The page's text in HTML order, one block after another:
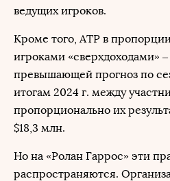
ведущих игроков.
Кроме того, АТР в
игроками «сверхдоходами»
превышающей прогноз по
итогам 2024 г. между
пропорционально их
$18,3 млн.
Но на «Ролан Гаррос» эти
распространяются.